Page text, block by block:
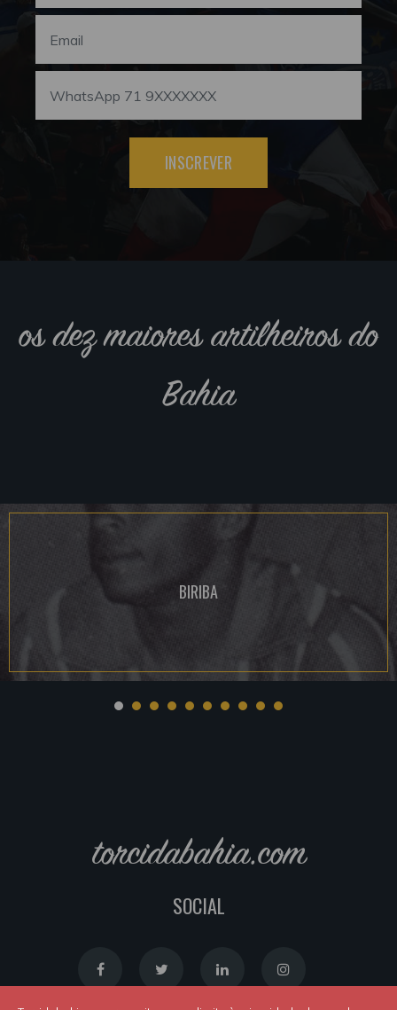
INSCREVER
os dez maiores artilheiros do
Bahia
BIRIBA
torcidabahia.com
SOCIAL